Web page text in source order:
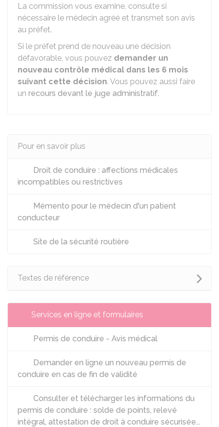
La commission vous examine, consulte si
nécessaire le médecin agréé et transmet son avis
au préfet.
Si le préfet prend de nouveau une décision
défavorable, vous pouvez demander un
nouveau contrôle médical dans les 6 mois
suivant cette décision. Vous pouvez aussi faire
un recours devant le juge administratif.
Pour en savoir plus
Droit de conduire : affections médicales
incompatibles ou restrictives
Mémento pour le médecin d'un patient
conducteur
Site de la sécurité routière
Textes de référence
Services en ligne et formulaires
Permis de conduire - Avis médical
Demander en ligne un nouveau permis de
conduire en cas de fin de validité
Consulter et télécharger les informations du
permis de conduire : solde de points, relevé
intégral, attestation de droit à conduire sécurisée...